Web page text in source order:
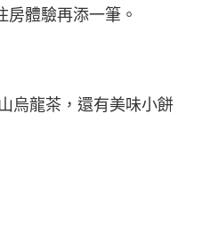
體驗再添一筆。
烏龍茶，還有美味小餅